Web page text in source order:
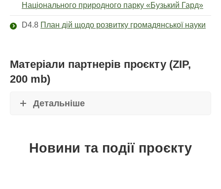
Національного природного парку «Бузький Гард»
D4.8 План дій щодо розвитку громадянської науки
Матеріали партнерів проєкту (ZIP,
200 mb)
Детальніше
Новини та події проєкту